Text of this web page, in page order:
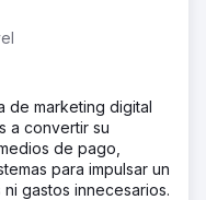
de marketing digital
a convertir su
de pago,
para impulsar un
gastos innecesarios.